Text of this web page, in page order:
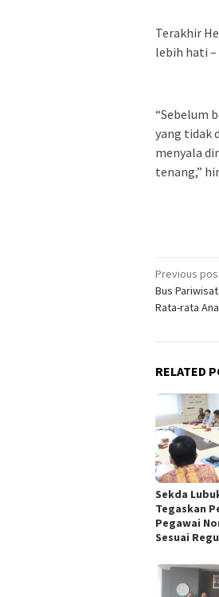
Terakhir
lebih hati
“Sebelum
yang tidak
menyala
tenang,”
Post
Previous
Bus
Rata-rata
RELATED
Sekda
Tegaskan
Pegawai
Sesuai